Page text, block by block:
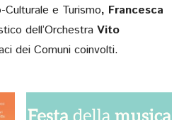
e Turismo, Francesca
dell’Orchestra Vito
dei Comuni coinvolti.